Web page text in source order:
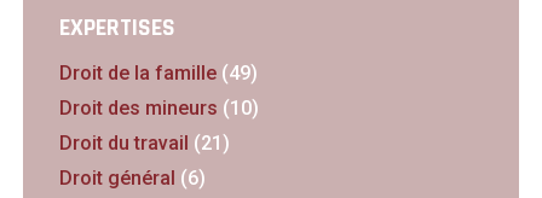
EXPERTISES
Droit de la famille(49)
Droit des mineurs (10)
Droit du travail (21)
Droit général (6)